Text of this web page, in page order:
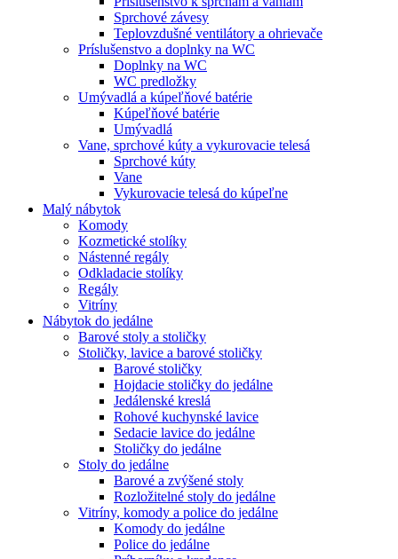
Sprchové závesy
Teplovzdušné ventilátory a ohrievače
Príslušenstvo a doplnky na WC
Doplnky na WC
WC predložky
Umývadlá a kúpeľňové batérie
Kúpeľňové batérie
Umývadlá
Vane, sprchové kúty a vykurovacie telesá
Sprchové kúty
Vane
Vykurovacie telesá do kúpeľne
Malý nábytok
Komody
Kozmetické stolíky
Nástenné regály
Odkladacie stolíky
Regály
Vitríny
Nábytok do jedálne
Barové stoly a stoličky
Stoličky, lavice a barové stoličky
Barové stoličky
Hojdacie stoličky do jedálne
Jedálenské kreslá
Rohové kuchynské lavice
Sedacie lavice do jedálne
Stoličky do jedálne
Stoly do jedálne
Barové a zvýšené stoly
Rozložitelné stoly do jedálne
Vitríny, komody a police do jedálne
Komody do jedálne
Police do jedálne